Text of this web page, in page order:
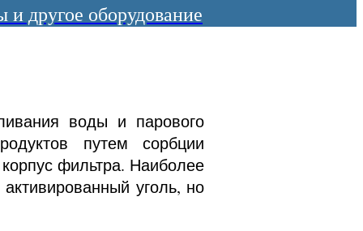
другое оборудование
воды и парового
путем сорбции
фильтра. Наиболее
уголь, но